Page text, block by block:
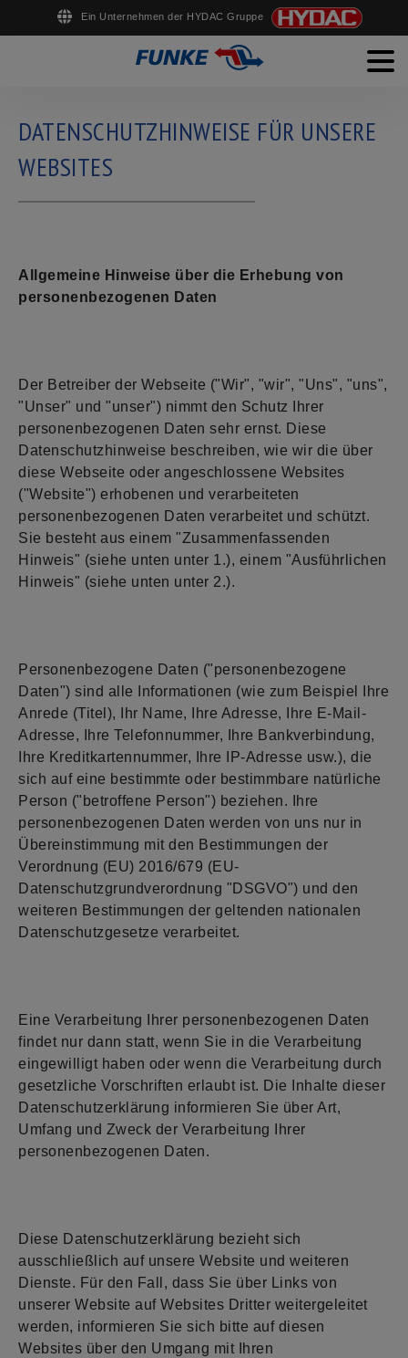
Ein Unternehmen der HYDAC Gruppe
SERVICE
DOWNLOADS
DATENSCHUTZHINWEISE FÜR UNSERE
WEBSITES
Allgemeine Hinweise über die Erhebung von
personenbezogenen Daten
Der Betreiber der Webseite ("Wir", "wir", "Uns", "uns",
"Unser" und "unser") nimmt den Schutz Ihrer
personenbezogenen Daten sehr ernst. Diese
Datenschutzhinweise beschreiben, wie wir die über
diese Webseite oder angeschlossene Websites
("Website") erhobenen und verarbeiteten
personenbezogenen Daten verarbeitet und schützt.
Sie besteht aus einem "Zusammenfassenden
Hinweis" (siehe unten unter 1.), einem "Ausführlichen
Hinweis" (siehe unten unter 2.).
Personenbezogene Daten ("personenbezogene
Daten") sind alle Informationen (wie zum Beispiel Ihre
Anrede (Titel), Ihr Name, Ihre Adresse, Ihre E-Mail-
Adresse, Ihre Telefonnummer, Ihre Bankverbindung,
Ihre Kreditkartennummer, Ihre IP-Adresse usw.), die
sich auf eine bestimmte oder bestimmbare natürliche
Person ("betroffene Person") beziehen. Ihre
personenbezogenen Daten werden von uns nur in
Übereinstimmung mit den Bestimmungen der
Verordnung (EU) 2016/679 (EU-
Datenschutzgrundverordnung "DSGVO") und den
weiteren Bestimmungen der geltenden nationalen
Datenschutzgesetze verarbeitet.
Eine Verarbeitung Ihrer personenbezogenen Daten
findet nur dann statt, wenn Sie in die Verarbeitung
eingewilligt haben oder wenn die Verarbeitung durch
gesetzliche Vorschriften erlaubt ist. Die Inhalte dieser
Datenschutzerklärung informieren Sie über Art,
Umfang und Zweck der Verarbeitung Ihrer
personenbezogenen Daten.
Diese Datenschutzerklärung bezieht sich
ausschließlich auf unsere Website und weiteren
Dienste. Für den Fall, dass Sie über Links von
unserer Website auf Websites Dritter weitergeleitet
werden, informieren Sie sich bitte auf diesen
Websites über den Umgang mit Ihren